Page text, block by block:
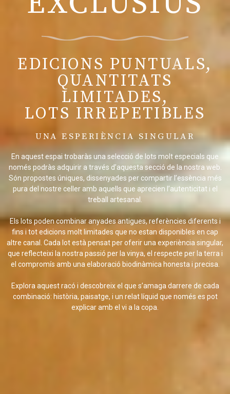
EDICIONS PUNTUALS,
QUANTITATS
LIMITADES,
LOTS IRREPETIBLES
UNA ESPERIÈNCIA SINGULAR
En aquest espai trobaràs una selecció de lots molt especials que
només podràs adquirir a través d’aquesta secció de la nostra web.
Són propostes úniques, dissenyades per compartir l’essència més
pura del nostre celler amb aquells que aprecien l’autenticitat i el
treball artesanal.
Els lots poden combinar anyades antigues, referències diferents i
fins i tot edicions molt limitades que no estan disponibles en cap
altre canal. Cada lot està pensat per oferir una experiència singular,
que reflecteixi la nostra passió per la vinya, el respecte per la terra i
el compromís amb una elaboració biodinàmica honesta i precisa.
Explora aquest racó i descobreix el que s’amaga darrere de cada
combinació: història, paisatge, i un relat líquid que només es pot
explicar amb el vi a la copa.